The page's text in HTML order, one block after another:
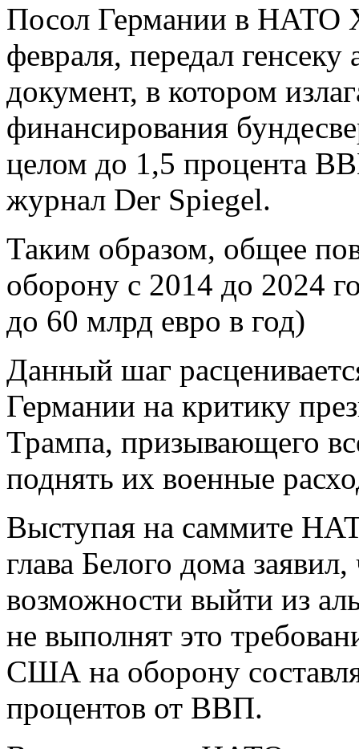
Посол Германии в НАТО
февраля, передал
документ, в котором
финансирования
целом до 1,5 процента
журнал Der Spiegel.
Таким образом, общее
оборону с 2014 до 2024
до 60 млрд евро в год)
Данный шаг
Германии на критику
Трампа, призывающего
поднять их военные
Выступая на саммите
глава Белого дома
возможности выйти из
не выполнят это
США на оборону
процентов от ВВП.